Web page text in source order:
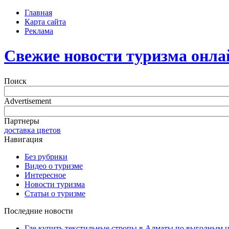
Главная
Карта сайта
Реклама
Свежие новости туризма
Поиск
Advertisement
Партнеры
доставка цветов
Навигация
Без рубрики
Видео о туризме
Интересное
Новости туризма
Статьи о туризме
Последние новости